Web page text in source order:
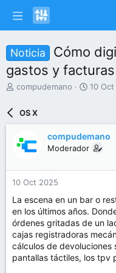
Noticia
Cómo
gastos y facturas
I
a
r
d
t
e
m
a
compudemano
F
d
e
n
o
10
OS X
compudemano
Moderador
10 Oct 2025
La escena en un bar o
en los últimos años.
órdenes gritadas de un
cajas registradoras
cálculos de devoluciones
pantallas táctiles, los tpv